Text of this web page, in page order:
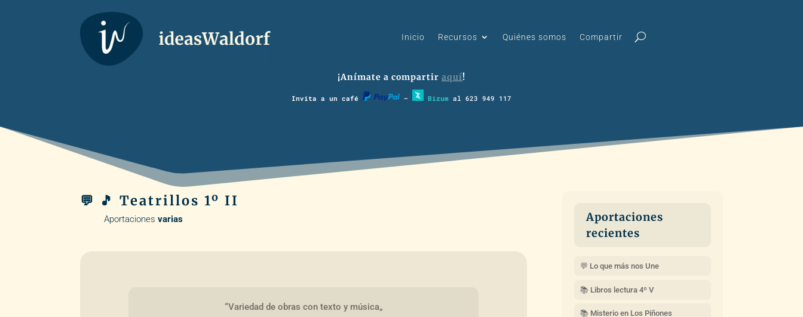
Inicio Recursos Quiénes somos Compartir
¡Anímate a compartir aquí!
Invita a un café – Bizum al 623 949 117
💬 🎵 Teatrillos 1º II
Aportacionesvarias
“Variedad de obras con texto y música„
Aportaciones
recientes
💬 Lo que más nos Une
📚 Libros lectura 4º V
📚 Misterio en Los Piñones